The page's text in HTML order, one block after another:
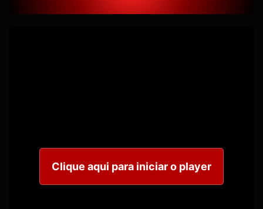
Clique aqui para iniciar o player